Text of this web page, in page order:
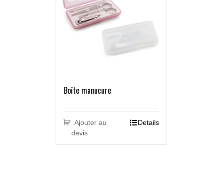
Boîte manucure
Ajouter au
devis
Details